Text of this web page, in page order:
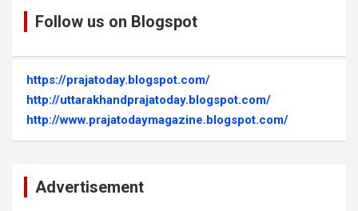
Follow us on Blogspot
https://prajatoday.blogspot.com/
http://uttarakhandprajatoday.blogspot.com/
http://www.prajatodaymagazine.blogspot.com/
Advertisement